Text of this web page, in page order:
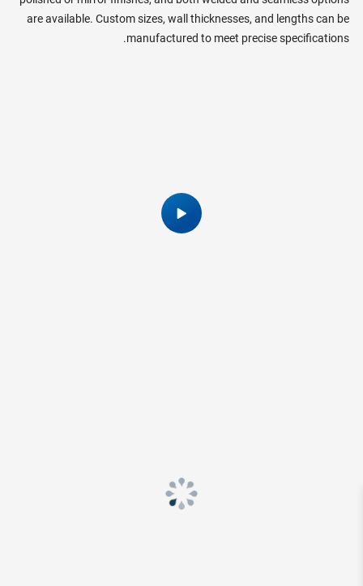
are available. Custom sizes, wall thicknesses, and lengths can be
manufactured to meet precise specifications.